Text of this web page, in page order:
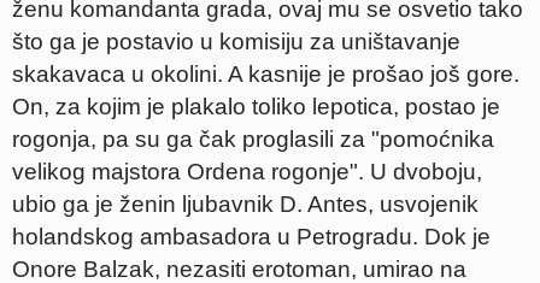
ženu komandanta grada, ovaj mu se osvetio tako
što ga je postavio u komisiju za uništavanje
skakavaca u okolini. A kasnije je prošao još gore.
On, za kojim je plakalo toliko lepotica, postao je
rogonja, pa su ga čak proglasili za "pomoćnika
velikog majstora Ordena rogonje". U dvoboju,
ubio ga je ženin ljubavnik D. Antes, usvojenik
holandskog ambasadora u Petrogradu. Dok je
Onore Balzak, nezasiti erotoman, umirao na